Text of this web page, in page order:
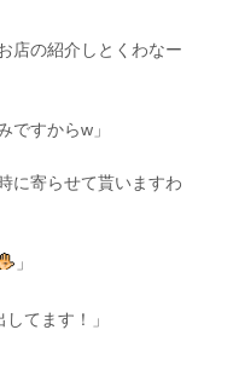
店の紹介しとくわなー
ですからw」
に寄らせて貰いますわ
」
てます！」